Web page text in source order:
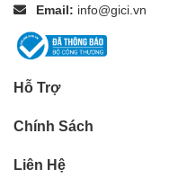
Email: info@gici.vn
Hỗ Trợ
Chính Sách
Liên Hệ